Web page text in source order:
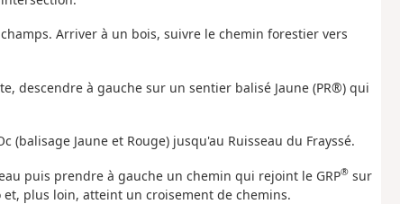
Arriver à un bois, suivre le chemin forestier vers
descendre à gauche sur un sentier balisé Jaune (PR®) qui
(balisage Jaune et Rouge) jusqu'au Ruisseau du Frayssé.
puis prendre à gauche un chemin qui rejoint le GRP®sur
plus loin, atteint un croisement de chemins.